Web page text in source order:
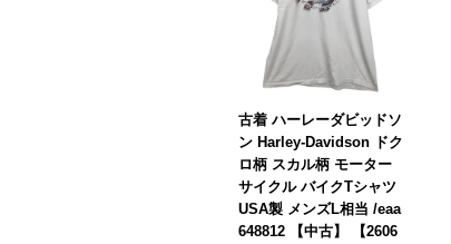
古着 ハーレーダビッドソ
ン Harley-Davidson ドク
ロ柄 スカル柄 モーター
サイクル バイクTシャツ
USA製 メンズL相当 /eaa
648812 【中古】 【2606